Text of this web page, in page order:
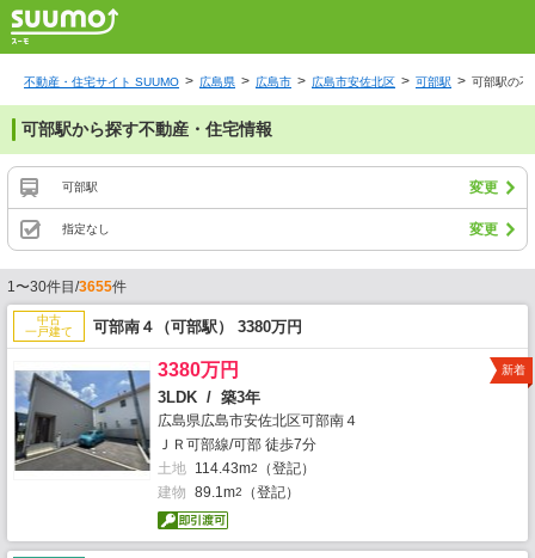
不動産・住宅サイト SUUMO 広島県 広島市 広島市安佐北区 可部駅 可部駅の不
可部駅から探す不動産・住宅情報
可部駅 変更
指定なし 変更
1〜30件目/3655件
中古
一戸建て
可部南４（可部駅） 3380万円
3380万円
3LDK / 築3年
広島県広島市安佐北区可部南４
ＪＲ可部線/可部 徒歩7分
土地 114.43m2
（登記）
建物 89.1m2 （登記）
新着